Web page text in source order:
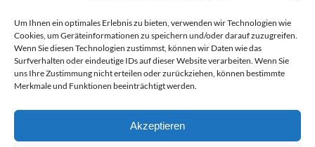
Um Ihnen ein optimales Erlebnis zu bieten, verwenden wir Technologien wie
Cookies, um Geräteinformationen zu speichern und/oder darauf zuzugreifen.
Wenn Sie diesen Technologien zustimmst, können wir Daten wie das
Surfverhalten oder eindeutige IDs auf dieser Website verarbeiten. Wenn Sie
uns Ihre Zustimmung nicht erteilen oder zurückziehen, können bestimmte
Merkmale und Funktionen beeinträchtigt werden.
Akzeptieren
Service
AGB